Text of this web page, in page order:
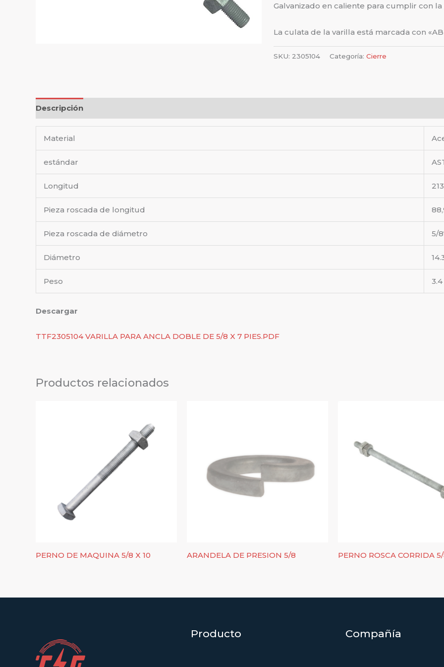
Galvanizado en caliente para cumplir con la
La culata de la varilla está marcada con
SKU: 2305104 Categoría: Cierre
Descripción
Material
estándar
Longitud
Pieza roscada de longitud
Pieza roscada de diámetro 5/
Diámetro
Peso
Descargar
TTF2305104 VARILLA PARA ANCLA DOBLE DE 5/8 X 7 PIES.PDF
Productos relacionados
PERNO DE MAQUINA 5/8 X 10 ARANDELA DE PRESION 5/8 PERNO ROSCA CORRIDA
Producto Compañía